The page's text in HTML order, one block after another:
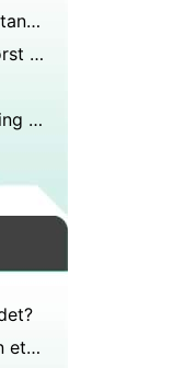
Kan du få tatt en rotfylling på tannhelseklinikken?
Hvorfor fylles lavendelrøret først før rødt når man bruker sprøytemetoden for venepunktur?
Hvordan fortelle om en rotfylling må tas på nytt
Er det trygt å drikke brennevin etter at visdomstennene nettopp er trukket?